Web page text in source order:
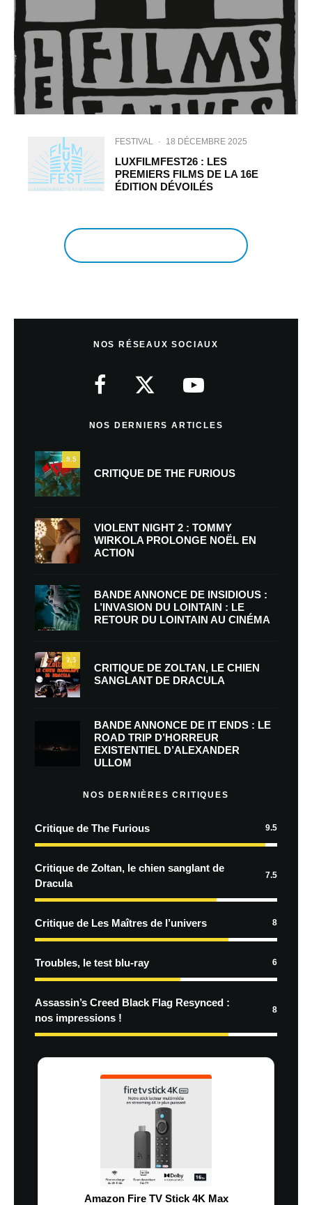
FESTIVAL · 18 DÉCEMBRE 2025
LUXFILMFEST26 : LES
PREMIERS FILMS DE LA 16E
ÉDITION DÉVOILÉS
NOS RÉSEAUX SOCIAUX
NOS DERNIERS ARTICLES
9.5
CRITIQUE DE THE FURIOUS
VIOLENT NIGHT 2 : TOMMY
WIRKOLA PROLONGE NOËL EN
ACTION
BANDE ANNONCE DE INSIDIOUS :
L’INVASION DU LOINTAIN : LE
RETOUR DU LOINTAIN AU CINÉMA
7.5
CRITIQUE DE ZOLTAN, LE CHIEN
SANGLANT DE DRACULA
BANDE ANNONCE DE IT ENDS : LE
ROAD TRIP D’HORREUR
EXISTENTIEL D’ALEXANDER
ULLOM
NOS DERNIÈRES CRITIQUES
Critique de The Furious 9.5
Critique de Zoltan, le chien sanglant de
Dracula
7.5
Critique de Les Maîtres de l’univers 8
Troubles, le test blu-ray 6
Assassin’s Creed Black Flag Resynced :
nos impressions !
8
Amazon Fire TV Stick 4K Max